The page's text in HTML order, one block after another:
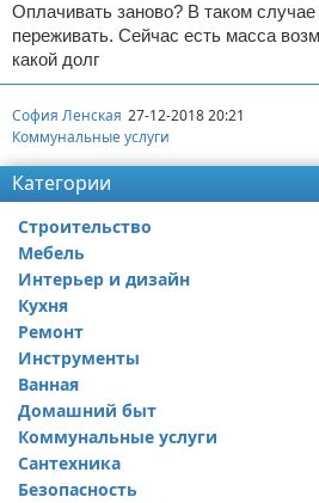
Оплачивать заново? В таком случае
переживать. Сейчас есть масса
какой долг
София Ленская 27-12-2018 20:21
Коммунальные услуги
Категории
Строительство
Мебель
Интерьер и дизайн
Дизайн дачи
Дизайн квартиры
Кухня
Посуда
Ремонт
Ремонт дачи
Ремонт квартиры
Инструменты
Ванная
Домашний быт
Коммунальные услуги
Сантехника
Безопасность